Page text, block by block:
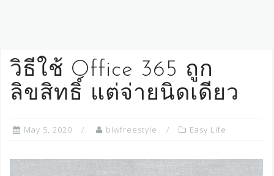
วิธีใช้ Office 365 ถูก
ลิขสิทธิ์ แต่จ่ายนิดเดียว
May 5, 2020 biwfreestyle Easy Life